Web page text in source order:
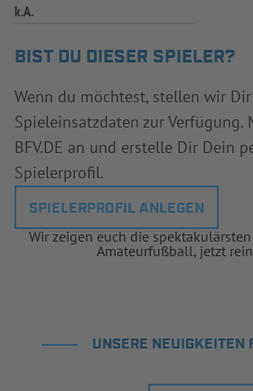
k.A.
BIST DU DIESER SPIELER?
Wenn du möchtest, stellen wir
Spieleinsatzdaten zur Verfügung.
BFV.DE an und erstelle Dir Dein
Spielerprofil.
SPIELERPROFIL ANLEGEN
Wir zeigen euch die spektakulärsten
Amateurfußball, jetzt
UNSERE NEUIGKEITEN